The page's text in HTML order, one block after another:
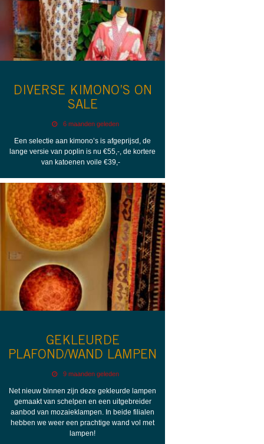
DIVERSE KIMONO’S ON
SALE
6 maanden geleden
Een selectie aan kimono’s is afgeprijsd, de
lange versie van poplin is nu €55,-, de kortere
van katoenen voile €39,-
GEKLEURDE
PLAFOND/WAND LAMPEN
9 maanden geleden
Net nieuw binnen zijn deze gekleurde lampen
gemaakt van schelpen en een uitgebreider
aanbod van mozaieklampen. In beide filialen
hebben we weer een prachtige wand vol met
lampen!